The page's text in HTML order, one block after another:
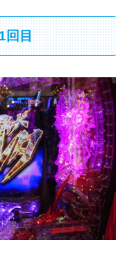
回目